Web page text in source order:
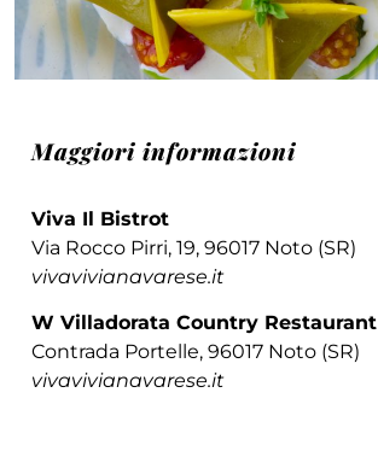
Maggiori informazioni
Viva Il Bistrot
Via Rocco Pirri, 19, 96017 Noto (SR)
vivavivianavarese.it
W Villadorata Country Restaurant
Contrada Portelle, 96017 Noto (SR)
vivavivianavarese.it